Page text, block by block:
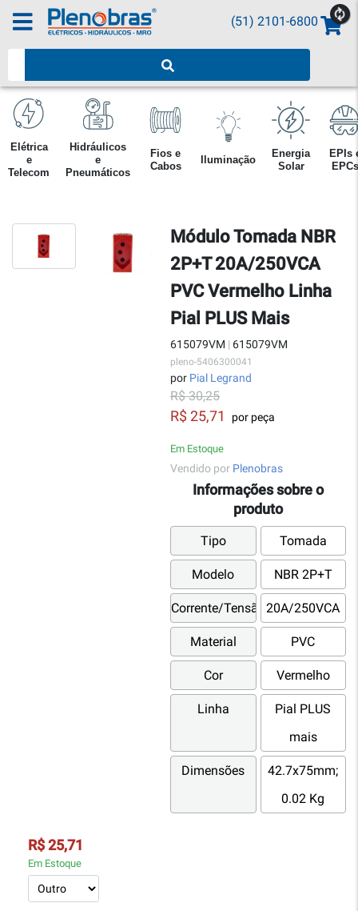
(51) 2101-6800
Elétrica
e
Telecom
Hidráulicos
e
Pneumáticos
Fios e
Cabos
Iluminação
Energia
Solar
EPIs
EPCs
Módulo Tomada NBR
2P+T 20A/250VCA
PVC Vermelho Linha
Pial PLUS Mais
615079VM | 615079VM
pleno-5406300041
por Pial Legrand
R$ 30,25
R$ 25,71 por peça
Em Estoque
Vendido por Plenobras
Informações sobre o
produto
Tipo Tomada
Modelo NBR 2P+T
Corrente/Tensão 20A/250VCA
Material PVC
Cor Vermelho
Linha
Pial PLUS
mais
Dimensões
42.7x75mm;
0.02 Kg
R$ 25,71
Em Estoque